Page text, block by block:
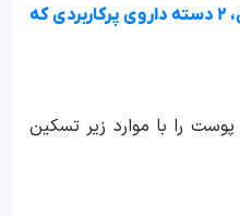
آنتی هیستامین، ۲ دسته داروی پرکاربردی که
را با موارد زیر تسکین